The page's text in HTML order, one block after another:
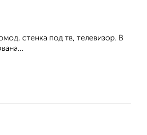
стенка под тв, телевизор. В